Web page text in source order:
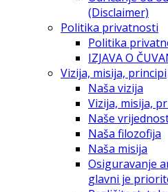
(Disclaimer)
Politika privatnosti
Politika
IZJAVA O
Vizija, misija, principi
Naša vizija
Vizija, misija,
Naše
Naša filozofija
Naša misija
Osiguravanje
glavni je